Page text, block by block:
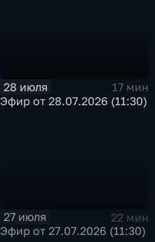
28 июля
17 мин
Эфир от 28.07.2026 (11:30)
27 июля
22 мин
Эфир от 27.07.2026 (11:30)